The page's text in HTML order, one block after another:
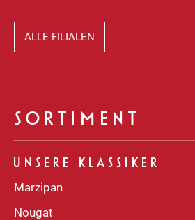
ALLE FILIALEN
SORTIMENT
UNSERE KLASSIKER
Marzipan
Nougat